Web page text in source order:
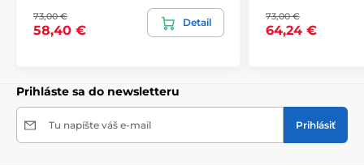
bezpečne doručený až k vám domov. Preto po
dôkladnom odkontrolovaní kvality balíme obrazy do
hrubej bublinkovej fólie.Obraz vám je doručený
o krehkom tovare, čo znižuje mieru poškodenia počas
73,00 €
58,40 €
Detail 73,00 €
64,24 €
Prihláste sa do newsletteru
Tu napíšte váš e-mail Prihlásiť